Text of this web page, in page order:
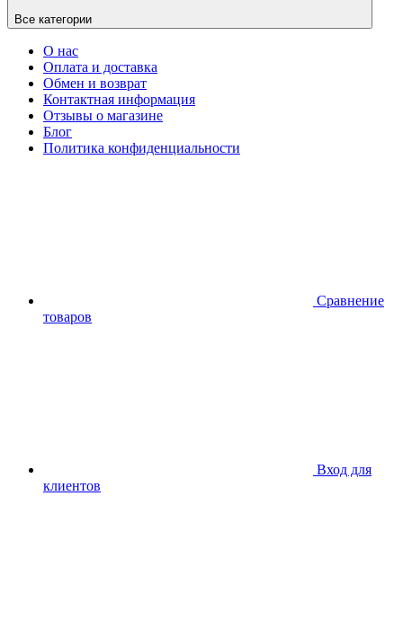
Все категории
О нас
Оплата и доставка
Обмен и возврат
Контактная информация
Отзывы о магазине
Блог
Политика конфиденциальности
Сравнение
товаров
Вход для
клиентов